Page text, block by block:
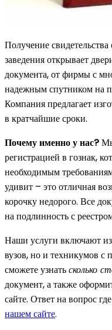
Получение
заведения открывает
документа, от фирмы с
надежным спутником на
Компания предлагает
в кратчайшие сроки.
Почему именно у нас?
регистрацией в гознак,
необходимым
удивит – это отличная
корочку недорого. Все
на подлинность с
Наши услуги включают
вузов, но и техникумов
сможете узнатьсколько
документ, а также
сайте. Ответ на вопрос
нашем сайте.